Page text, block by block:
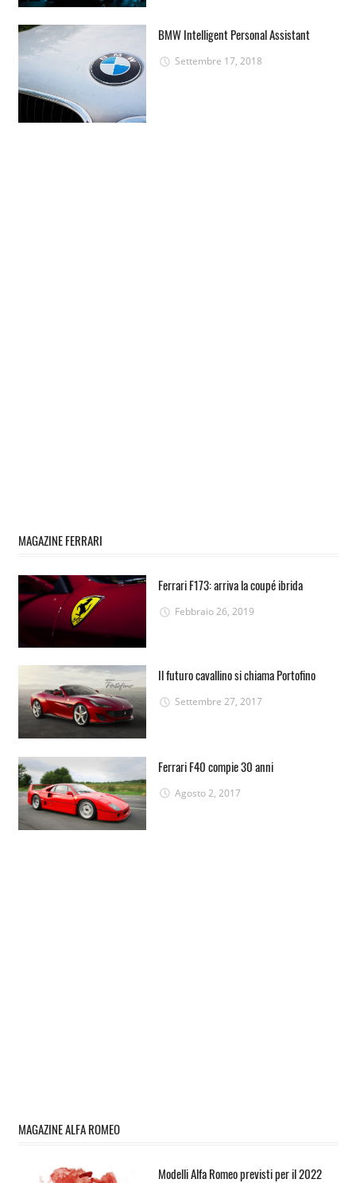
BMW Intelligent Personal Assistant
Settembre 17, 2018
MAGAZINE FERRARI
Ferrari F173: arriva la coupé ibrida
Febbraio 26, 2019
Il futuro cavallino si chiama Portofino
Settembre 27, 2017
Ferrari F40 compie 30 anni
Agosto 2, 2017
MAGAZINE ALFA ROMEO
Modelli Alfa Romeo previsti per il 2022